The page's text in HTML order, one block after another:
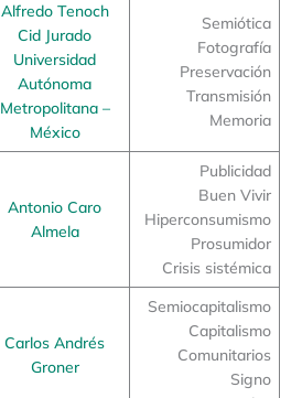
Alfredo Tenoch
Cid Jurado
Universidad
Autónoma
Metropolitana –
México
Semiótica
Fotografía
Preservación
Transmisión
Memoria
Antonio Caro
Almela
Publicidad
Buen Vivir
Hiperconsumismo
Prosumidor
Crisis sistémica
Carlos Andrés
Groner
Semiocapitalismo
Capitalismo
Comunitarios
Signo